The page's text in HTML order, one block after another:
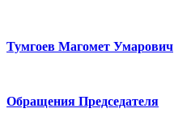
Тумгоев Магомет Умарович
Обращения Председателя